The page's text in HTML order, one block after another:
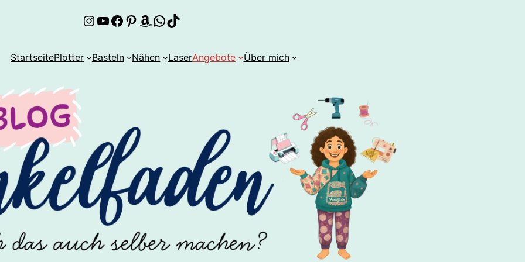
Instagram
YouTube
Facebook
Pinterest
Amazon
WhatsApp
TikTok
StartseitePlotter Basteln Nähen LaserAngebote Über mich